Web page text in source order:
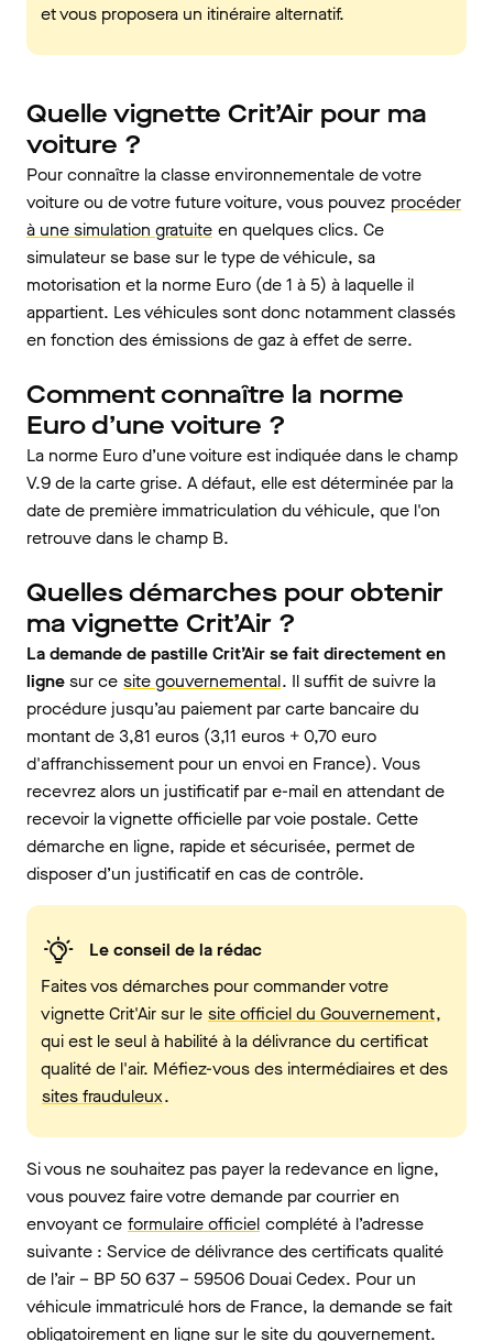
et vous proposera un itinéraire alternatif.
Quelle vignette Crit’Air pour ma
voiture ?
Pour connaître la classe environnementale de votre
voiture ou de votre future voiture, vous pouvez procéder
à une simulation gratuite en quelques clics. Ce
simulateur se base sur le type de véhicule, sa
motorisation et la norme Euro (de 1 à 5) à laquelle il
appartient. Les véhicules sont donc notamment classés
en fonction des émissions de gaz à effet de serre.
Comment connaître la norme
Euro d’une voiture ?
La norme Euro d’une voiture est indiquée dans le champ
V.9 de la carte grise. A défaut, elle est déterminée par la
date de première immatriculation du véhicule, que l'on
retrouve dans le champ B.
Quelles démarches pour obtenir
ma vignette Crit’Air ?
La demande de pastille Crit’Air se fait directement en
lignesur ce site gouvernemental. Il suffit de suivre la
procédure jusqu’au paiement par carte bancaire du
montant de 3,81 euros (3,11 euros + 0,70 euro
d'affranchissement pour un envoi en France). Vous
recevrez alors un justificatif par e-mail en attendant de
recevoir la vignette officielle par voie postale. Cette
démarche en ligne, rapide et sécurisée, permet de
disposer d’un justificatif en cas de contrôle.
Le conseil de la rédac
Faites vos démarches pour commander votre
vignette Crit'Air sur le site officiel du Gouvernement,
qui est le seul à habilité à la délivrance du certificat
qualité de l'air. Méfiez-vous des intermédiaires et des
sites frauduleux.
Si vous ne souhaitez pas payer la redevance en ligne,
vous pouvez faire votre demande par courrier en
envoyant ce formulaire officiel complété à l’adresse
suivante : Service de délivrance des certificats qualité
de l’air – BP 50 637 – 59506 Douai Cedex. Pour un
véhicule immatriculé hors de France, la demande se fait
obligatoirement en ligne sur le site du gouvernement.